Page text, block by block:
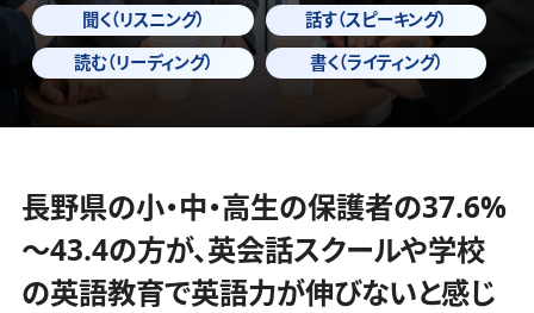
聞く（リスニング）
話す（スピーキング）
読む（リーディング）
書く（ライティング）
長野県の小・中・高生の保護者の37.6%
～43.4の方が、英会話スクールや学校
の英語教育で英語力が伸びないと感じ